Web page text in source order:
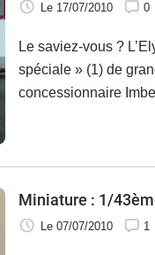
Le 17/07/2010 0
Le saviez-vous ?
spéciale » (1) de
concessionnaire
Miniature : 1/
Le 07/07/2010 1